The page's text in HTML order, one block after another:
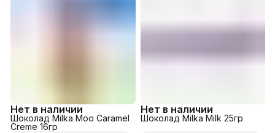
Нет в наличии
Шоколад Milka Moo Caramel
Creme 16гр
Нет в наличии
Шоколад Milka Milk 25гр